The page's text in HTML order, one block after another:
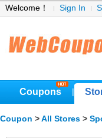
Welcome！ Sign In
Coupons
Coupon > All Stores >